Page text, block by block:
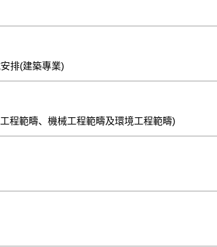
排(建築專業)
程範疇、機械工程範疇及環境工程範疇)